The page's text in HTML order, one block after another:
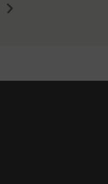
Nächstes